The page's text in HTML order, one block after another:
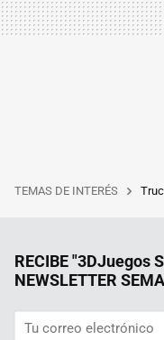
TEMAS DE INTERÉS
RECIBE "3DJuegos
NEWSLETTER